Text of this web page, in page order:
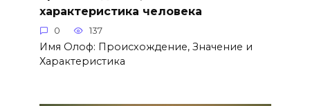
характеристика человека
0 137
Имя Олоф: Происхождение, Значение и
Характеристика